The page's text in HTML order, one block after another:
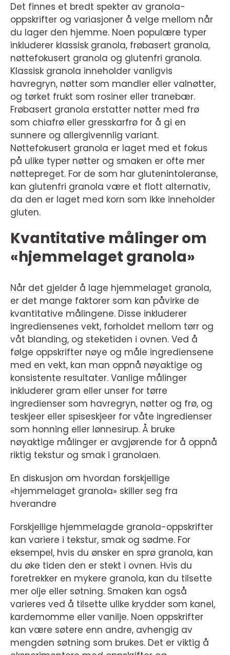
Det finnes et bredt spekter av granola-
oppskrifter og variasjoner å velge mellom når
du lager den hjemme. Noen populære typer
inkluderer klassisk granola, frøbasert granola,
nøttefokusert granola og glutenfri granola.
Klassisk granola inneholder vanligvis
havregryn, nøtter som mandler eller valnøtter,
og tørket frukt som rosiner eller tranebær.
Frøbasert granola erstatter nøtter med frø
som chiafrø eller gresskarfrø for å gi en
sunnere og allergivennlig variant.
Nøttefokusert granola er laget med et fokus
på ulike typer nøtter og smaken er ofte mer
nøttepreget. For de som har glutenintoleranse,
kan glutenfri granola være et flott alternativ,
da den er laget med korn som ikke inneholder
gluten.
Kvantitative målinger om
«hjemmelaget granola»
Når det gjelder å lage hjemmelaget granola,
er det mange faktorer som kan påvirke de
kvantitative målingene. Disse inkluderer
ingrediensenes vekt, forholdet mellom tørr og
våt blanding, og steketiden i ovnen. Ved å
følge oppskrifter nøye og måle ingrediensene
med en vekt, kan man oppnå nøyaktige og
konsistente resultater. Vanlige målinger
inkluderer gram eller unser for tørre
ingredienser som havregryn, nøtter og frø, og
teskjeer eller spiseskjeer for våte ingredienser
som honning eller lønnesirup. Å bruke
nøyaktige målinger er avgjørende for å oppnå
riktig tekstur og smak i granolaen.
En diskusjon om hvordan forskjellige
«hjemmelaget granola» skiller seg fra
hverandre
Forskjellige hjemmelagde granola-oppskrifter
kan variere i tekstur, smak og sødme. For
eksempel, hvis du ønsker en sprø granola, kan
du øke tiden den er stekt i ovnen. Hvis du
foretrekker en mykere granola, kan du tilsette
mer olje eller søtning. Smaken kan også
varieres ved å tilsette ulike krydder som kanel,
kardemomme eller vanilje. Noen oppskrifter
kan være søtere enn andre, avhengig av
mengden søtning som brukes. Det er viktig å